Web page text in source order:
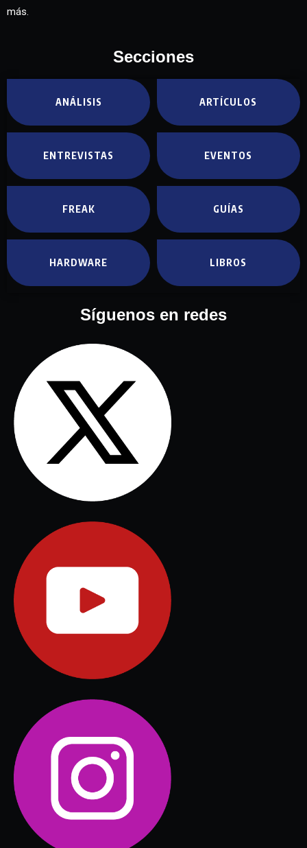
más.
Secciones
ANÁLISIS ARTÍCULOS
ENTREVISTAS EVENTOS
FREAK GUÍAS
HARDWARE LIBROS
Síguenos en redes